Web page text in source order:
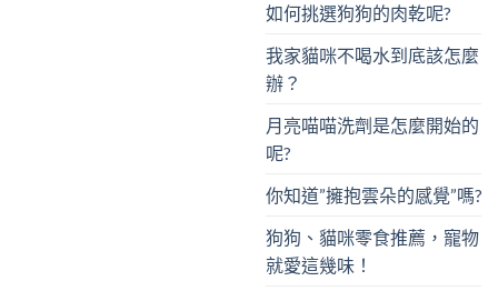
如何挑選狗狗的肉乾呢?
我家貓咪不喝水到底該怎麼
辦？
月亮喵喵洗劑是怎麼開始的
呢?
你知道”擁抱雲朵的感覺”嗎?
狗狗、貓咪零食推薦，寵物
就愛這幾味！